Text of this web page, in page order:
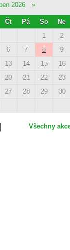
2026 »
Čt Pá So
Ne
1
2
6 7 8
9
13 14 15
16
20 21 22
23
27 28 29
30
Všechny